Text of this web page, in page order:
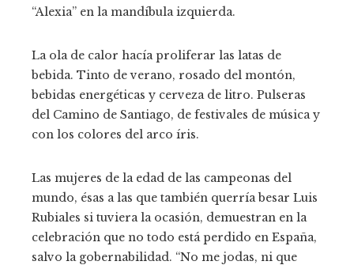
“Alexia” en la mandíbula izquierda.
La ola de calor hacía proliferar las latas de
bebida. Tinto de verano, rosado del montón,
bebidas energéticas y cerveza de litro. Pulseras
del Camino de Santiago, de festivales de música y
con los colores del arco íris.
Las mujeres de la edad de las campeonas del
mundo, ésas a las que también querría besar Luis
Rubiales si tuviera la ocasión, demuestran en la
celebración que no todo está perdido en España,
salvo la gobernabilidad. “No me jodas, ni que